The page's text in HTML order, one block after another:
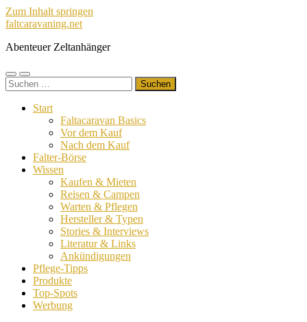
Zum Inhalt springen
faltcaravaning.net
Abenteuer Zeltanhänger
Mobile-
Menü
Suchfeld
ein-/ausblenden
Suchen
nach:
Start
Faltacaravan Basics
Vor dem Kauf
Nach dem Kauf
Falter-Börse
Wissen
Kaufen & Mieten
Reisen & Campen
Warten & Pflegen
Hersteller & Typen
Stories & Interviews
Literatur & Links
Ankündigungen
Pflege-Tipps
Produkte
Top-Spots
Werbung